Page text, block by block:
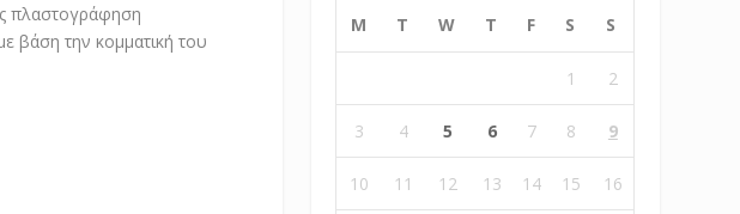
πλαστογράφηση
βάση την κομματική του
M T W T F S S
1 2
3 4 5 6 7 8 9
10 11 12 13 14 15 16